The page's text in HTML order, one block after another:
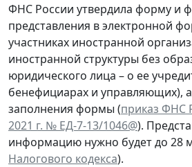
ФНС России утвердила форму и
представления в электронной
участниках иностранной
иностранной структуры без
юридического лица – о ее
бенефициарах и управляющих),
заполнения формы (приказ ФНС
2021 г. № ЕД-7-13/1046@).
информацию нужно будет до 28
Налогового кодекса).